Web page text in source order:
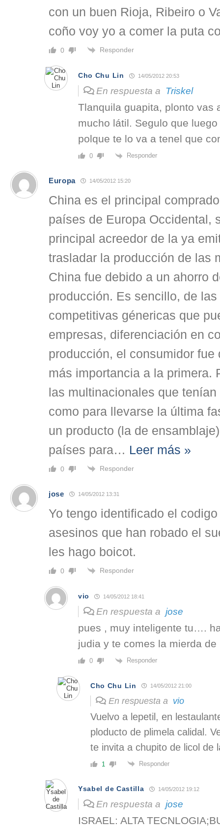
con un buen Rioja, Ribeiro o
coño voy yo a comer la puta
0 Responder
Cho Chu Lin 14/05/2012 20:53
En respuesta a Triskel
Tlanquila guapita, plonto vas
mucho látil. Segulo que
polque te lo va a tenel que
0 Responder
Europa 14/05/2012 15:20
China es el principal
países de Europa Occidental,
principal acreedor de la ya
trasladar la producción de las
China fue debido a un ahorro
producción. Es sencillo, de
competitivas génericas que
empresas, diferenciación en
producción, el consumidor fue
más importancia a la primera.
las multinacionales que
como para llevarse la última
un producto (la de
países para… Leer más »
0 Responder
jose 14/05/2012 13:31
Yo tengo identificado el
asesinos que han robado el
les hago boicot.
0 Responder
vio 14/05/2012 18:41
En respuesta a jose
pues , muy inteligente tu….
judia y te comes la mierda
0 Responder
Cho Chu Lin 14/05/2012 21:00
En respuesta a vio
Vuelvo a lepetil, en
ploducto de plimela calidal.
te invita a chupito de licol de
1 Responder
Ysabel de Castilla 14/05/2012 19:12
En respuesta a jose
ISRAEL: ALTA